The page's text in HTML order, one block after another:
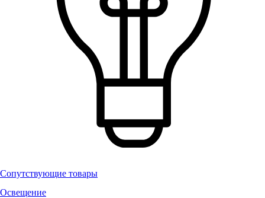
Сопутствующие товары
Освещение